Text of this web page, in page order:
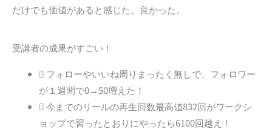
だけでも価値があると感じた。良かった。
受講者の成果がすごい！
フォローやいいね周りまったく無しで、フォロワー
が１週間で0→50増えた！
今までのリールの再生回数最高値832回がワークシ
ョップで習ったとおりにやったら6100回越え！